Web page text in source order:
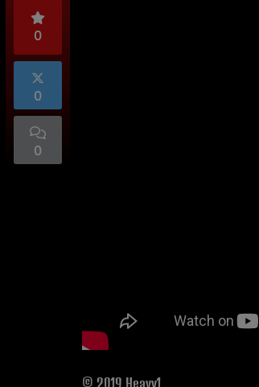
0
0
0
© 2019 Heavy1